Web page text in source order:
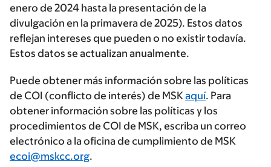
enero de 2024 hasta la presentación de la
divulgación en la primavera de 2025). Estos datos
reflejan intereses que pueden o no existir todavía.
Estos datos se actualizan anualmente.
Puede obtener más información sobre las políticas
de COI (conflicto de interés) de MSKaquí. Para
obtener información sobre las políticas y los
procedimientos de COI de MSK, escriba un correo
electrónico a la oficina de cumplimiento de MSK
ecoi@mskcc.org.